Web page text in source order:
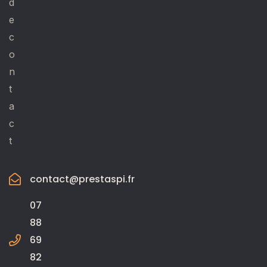
d
e
c
o
n
t
a
c
t
contact@prestaspi.fr
07
88
69
82